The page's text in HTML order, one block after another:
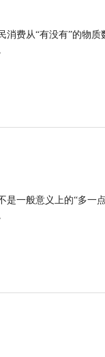
费从“有没有”的物
一般意义上的“多一